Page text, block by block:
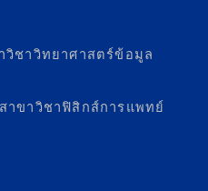
ชาวิทยาศาสตร์ข้อมูล
ขาวิชาฟิสิกส์การแพทย์